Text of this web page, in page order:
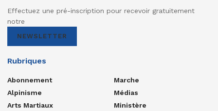
Effectuez une pré-inscription pour recevoir gratuitement
notre
NEWSLETTER
Rubriques
Abonnement
Alpinisme
Arts Martiaux
Marche
Médias
Ministère